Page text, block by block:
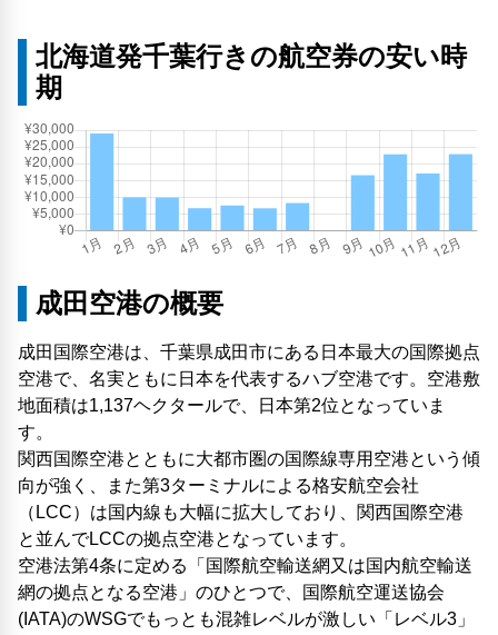
北海道発千葉行きの航空券の安い時
期
成田空港の概要
成田国際空港は、千葉県成田市にある日本最大の国際拠点
空港で、名実ともに日本を代表するハブ空港です。空港敷
地面積は1,137ヘクタールで、日本第2位となっていま
す。
関西国際空港とともに大都市圏の国際線専用空港という傾
向が強く、また第3ターミナルによる格安航空会社
（LCC）は国内線も大幅に拡大しており、関西国際空港
と並んでLCCの拠点空港となっています。
空港法第4条に定める「国際航空輸送網又は国内航空輸送
網の拠点となる空港」のひとつで、国際航空運送協会
(IATA)のWSGでもっとも混雑レベルが激しい「レベル3」